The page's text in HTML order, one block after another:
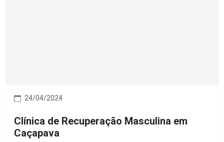
24/04/2024
Clínica de Recuperação Masculina em
Caçapava